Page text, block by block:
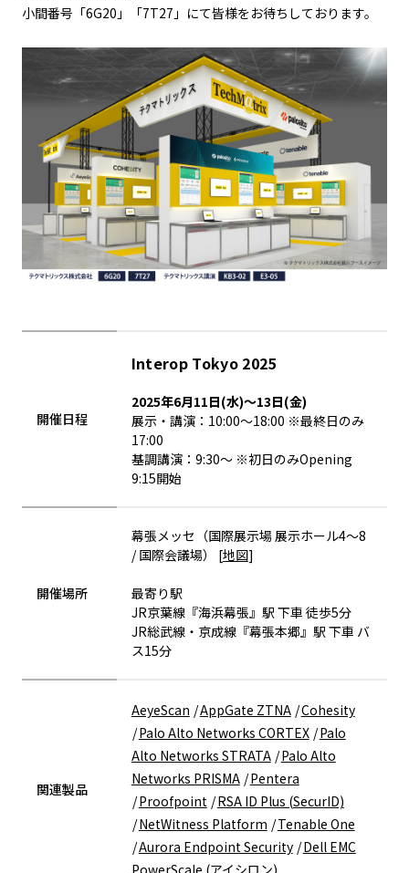
小間番号「6G20」「7T27」にて皆様をお待ちしております。
開催日程
Interop Tokyo 2025
2025年6月11日(水)～13日(金)
展示・講演：10:00～18:00 ※最終日のみ
17:00
基調講演：9:30〜 ※初日のみOpening
9:15開始
開催場所
幕張メッセ（国際展示場 展示ホール4～8
/ 国際会議場） [地図]
最寄り駅
JR京葉線『海浜幕張』駅 下車 徒歩5分
JR総武線・京成線『幕張本郷』駅 下車 バ
ス15分
関連製品
AeyeScan AppGate ZTNA Cohesity
Palo Alto Networks CORTEX
Palo
Alto Networks STRATA
Palo Alto
Networks PRISMA
Pentera
Proofpoint
RSA ID Plus (SecurID)
NetWitness Platform
Tenable One
Aurora Endpoint Security
Dell EMC
PowerScale (アイシロン)